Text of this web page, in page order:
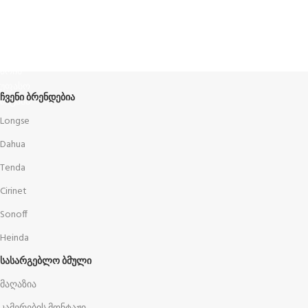
ᲩᲕᲔᲜᲘ ᲑᲠᲔᲜᲓᲔᲑᲘᲐ
Longse
Dahua
Tenda
Cirinet
Sonoff
Heinda
ᲡᲐᲡᲐᲠᲒᲔᲑᲚᲝ ᲑᲛᲣᲚᲘ
მაღაზია